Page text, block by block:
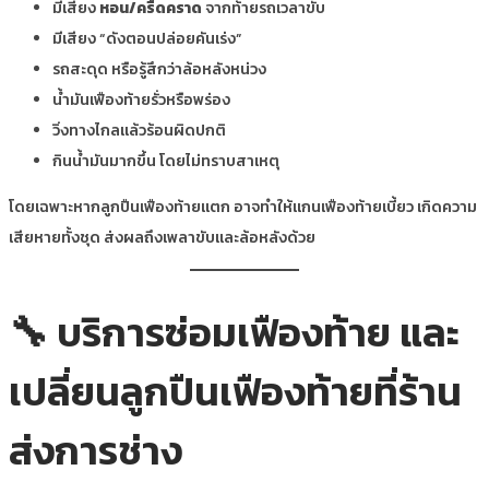
มีเสียงหอน/ครืดคราดจากท้ายรถเวลาขับ
มีเสียง “ดังตอนปล่อยคันเร่ง”
รถสะดุด หรือรู้สึกว่าล้อหลังหน่วง
น้ำมันเฟืองท้ายรั่วหรือพร่อง
วิ่งทางไกลแล้วร้อนผิดปกติ
กินน้ำมันมากขึ้น โดยไม่ทราบสาเหตุ
โดยเฉพาะหากลูกปืนเฟืองท้ายแตก อาจทำให้แกนเฟืองท้ายเบี้ยว เกิดความ
เสียหายทั้งชุด ส่งผลถึงเพลาขับและล้อหลังด้วย
🔧 บริการซ่อมเฟืองท้าย และ
เปลี่ยนลูกปืนเฟืองท้ายที่ร้าน
ส่งการช่าง